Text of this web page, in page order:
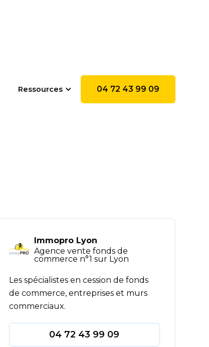
Ressources 04 72 43 99 09
Immopro Lyon
Agence vente fonds de
commerce n°1 sur Lyon
Les spécialistes en cession de fonds
de commerce, entreprises et murs
commerciaux.
04 72 43 99 09